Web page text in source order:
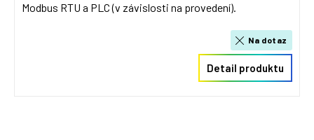
Modbus RTU a PLC (v závislosti na provedení).
Na dotaz
Detail produktu